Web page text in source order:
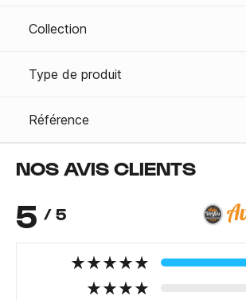
Collection
Type de produit
Référence
NOS AVIS CLIENTS
5 / 5